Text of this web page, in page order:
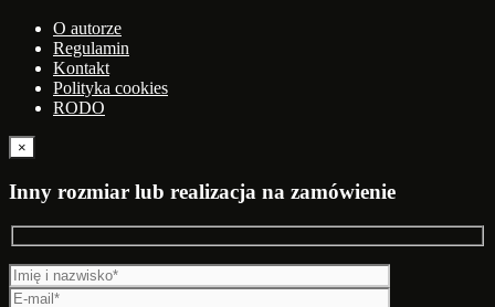
O autorze
Regulamin
Kontakt
Polityka cookies
RODO
×
Inny rozmiar lub realizacja na zamówienie